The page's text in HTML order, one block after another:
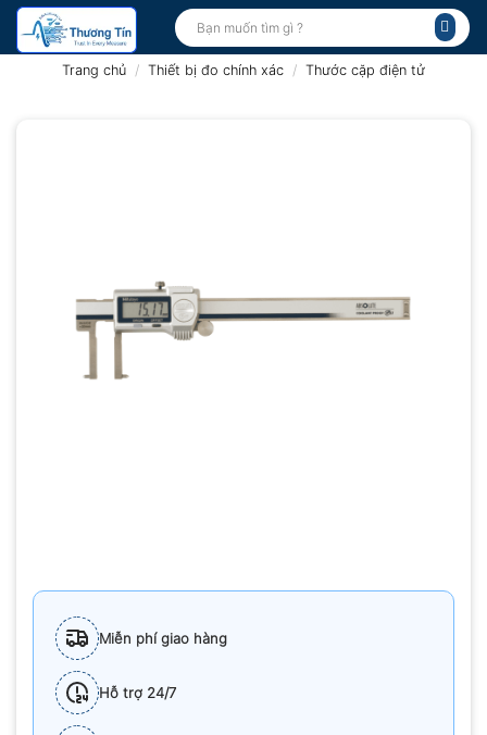
Bỏ
qua
Tìm
kiếm:
Trang chủ / Thiết bị đo chính xác / Thước cặp điện tử
Miễn phí giao hàng
Hỗ trợ 24/7